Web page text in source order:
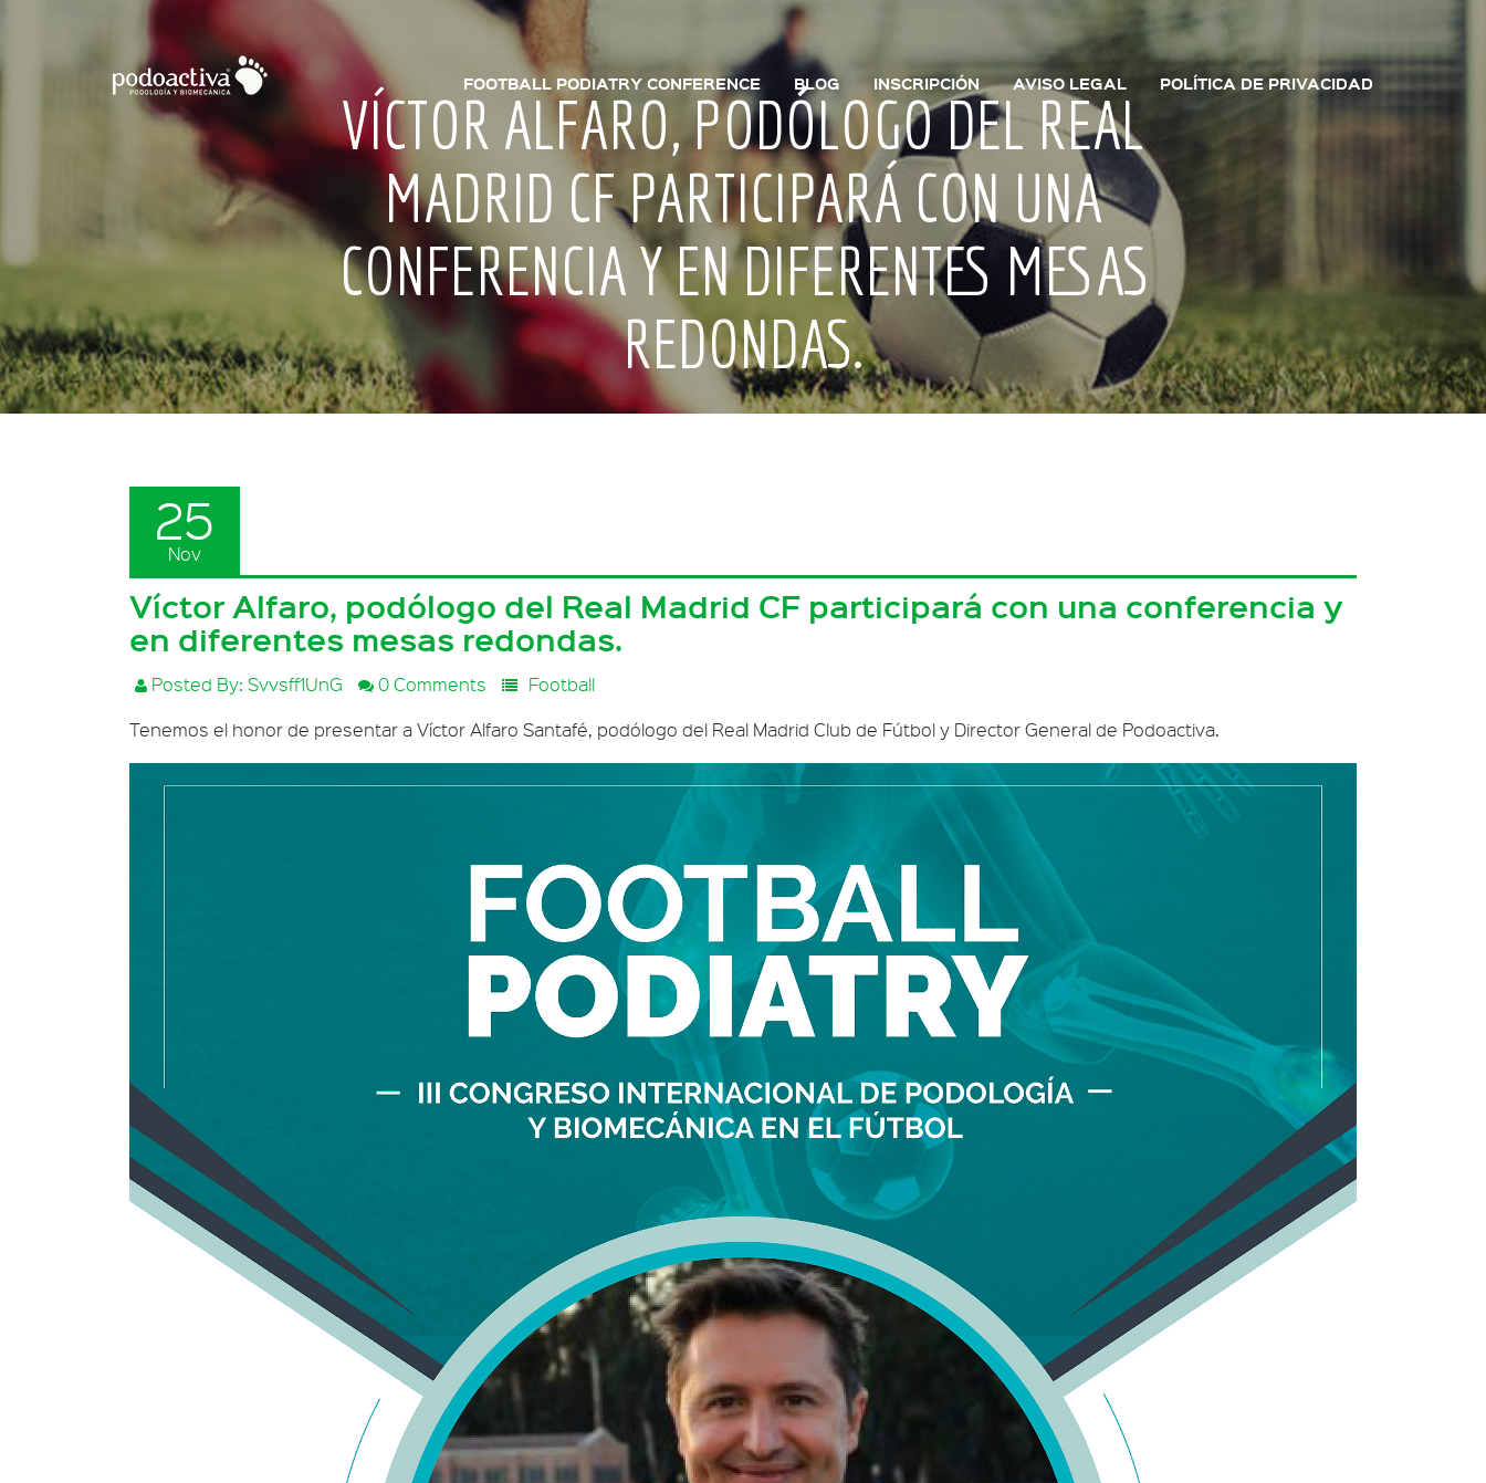
FOOTBALL PODIATRY CONFERENCE BLOG INSCRIPCIÓN AVISO LEGAL POLÍTICA DE PRIVACIDAD
VÍCTOR ALFARO, PODÓLOGO DEL REAL
MADRID CF PARTICIPARÁ CON UNA
CONFERENCIA Y EN DIFERENTES MESAS
REDONDAS.
25
Nov
Víctor Alfaro, podólogo del Real Madrid CF participará con una conferencia y
en diferentes mesas redondas.
Posted By: Svvsff1UnG 0 Comments
Football
Tenemos el honor de presentar a Víctor Alfaro Santafé, podólogo del Real Madrid Club de Fútbol y Director General de Podoactiva.